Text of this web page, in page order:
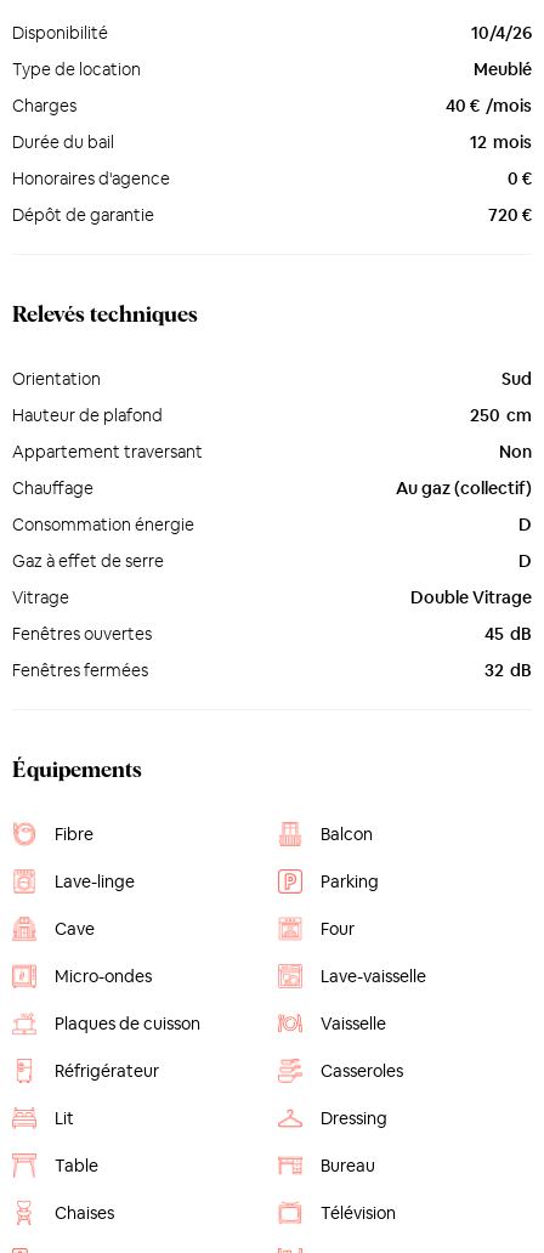
Disponibilité
10/4/26
Type de location
Meublé
Charges
40 € /mois
Durée du bail
12 mois
Honoraires d'agence
0 €
Dépôt de garantie
720 €
Relevés techniques
Orientation
Sud
Hauteur de plafond
250 cm
Appartement traversant
Non
Chauffage
Au gaz (collectif)
Consommation énergie
D
Gaz à effet de serre
D
Vitrage
Double Vitrage
Fenêtres ouvertes
45 dB
Fenêtres fermées
32 dB
Équipements
Fibre Balcon
Lave-linge Parking
Cave Four
Micro-ondes Lave-vaisselle
Plaques de cuisson Vaisselle
Réfrigérateur Casseroles
Lit Dressing
Table Bureau
Chaises Télévision